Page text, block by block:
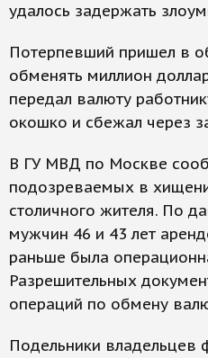
удалось задержать
Потерпевший пришел в
обменять миллион
передал валюту
окошко и сбежал через
В ГУ МВД по Москве
подозреваемых в
столичного жителя. По
мужчин 46 и 43 лет
раньше была
Разрешительных
операций по обмену
Подельники владельцев